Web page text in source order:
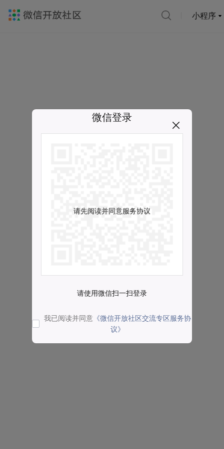
小程序
微信登录
请先阅读并同意服务协议
请使用微信扫一扫登录
我已阅读并同意 《微信开放社区交流专区服务协
议》